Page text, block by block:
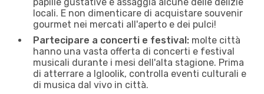
locali. E non dimenticare di acquistare souvenir
gourmet nei mercati all'aperto e dei pulci!
Partecipare a concerti e festival: molte città
hanno una vasta offerta di concerti e festival
musicali durante i mesi dell'alta stagione. Prima
di atterrare a Igloolik, controlla eventi culturali e
di musica dal vivo in città.